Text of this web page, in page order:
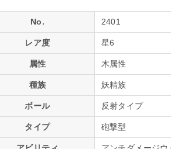
No. 2401
レア度 星6
属性 木属性
種族 妖精族
ボール 反射タイプ
タイプ 砲撃型